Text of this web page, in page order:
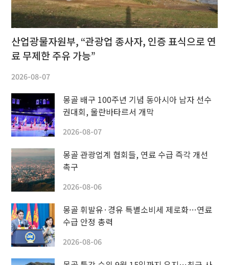
산업광물자원부, “관광업 종사자, 인증 표식으로 연
료 무제한 주유 가능”
2026-08-07
몽골 배구 100주년 기념 동아시아 남자 선수
권대회, 울란바타르서 개막
2026-08-07
몽골 관광업계 협회들, 연료 수급 즉각 개선
촉구
2026-08-06
몽골 휘발유·경유 특별소비세 제로화…연료
수급 안정 총력
2026-08-06